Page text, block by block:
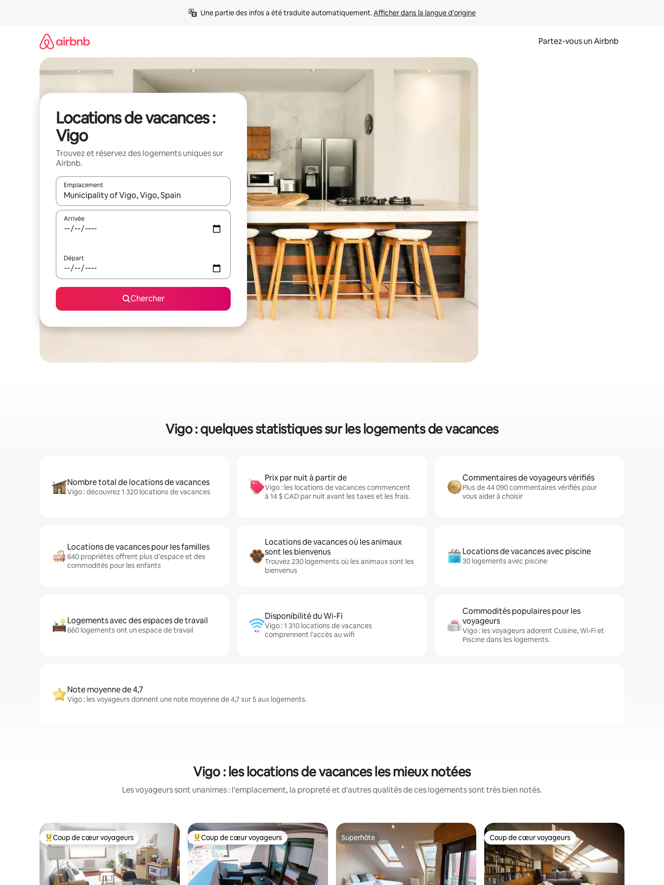
Une partie des infos a été traduite automatiquement. Afficher dans la langue d'origine
Partez-vous un Airbnb
Locations de vacances :
Vigo
Trouvez et réservez des logements uniques sur
Airbnb.
Emplacement
Quand les résultats sont affichés, parcourez-les en utilisant les flèches vers le haut et vers le bas, ou en appuyant dessus et en les faisant glisser.
Arrivée
Départ
Chercher
Vigo : quelques statistiques sur les logements de vacances
Nombre total de locations de vacances
Vigo : découvrez 1 320 locations de vacances
Prix par nuit à partir de
Vigo : les locations de vacances commencent
à 14 $ CAD par nuit avant les taxes et les frais.
Commentaires de voyageurs vérifiés
Plus de 44 090 commentaires vérifiés pour
vous aider à choisir
Locations de vacances pour les familles
640 propriétés offrent plus d'espace et des
commodités pour les enfants
Locations de vacances où les animaux
sont les bienvenus
Trouvez 230 logements où les animaux sont les
bienvenus
Locations de vacances avec piscine
30 logements avec piscine
Logements avec des espaces de travail
660 logements ont un espace de travail
Disponibilité du Wi-Fi
Vigo : 1 310 locations de vacances
comprennent l'accès au wifi
Commodités populaires pour les
voyageurs
Vigo : les voyageurs adorent Cuisine, Wi-Fi et
Piscine dans les logements.
Note moyenne de 4,7
Vigo : les voyageurs donnent une note moyenne de 4,7 sur 5 aux logements.
Vigo : les locations de vacances les mieux notées
Les voyageurs sont unanimes : l'emplacement, la propreté et d'autres qualités de ces logements sont très bien notés.
Coup de cœur voyageurs parmi les plus aimés
Coup de cœur voyageurs Coup de cœur voyageurs parmi les plus aimés
Coup de cœur voyageurs Superhôte
Superhôte Coup de cœur voyageurs
Coup de cœur voyageurs